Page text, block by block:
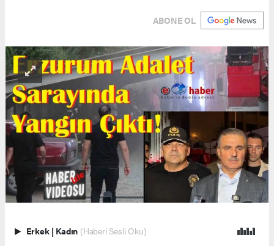
ABONE OL
Erkek | Kadın (Haberi Sesli Oku)